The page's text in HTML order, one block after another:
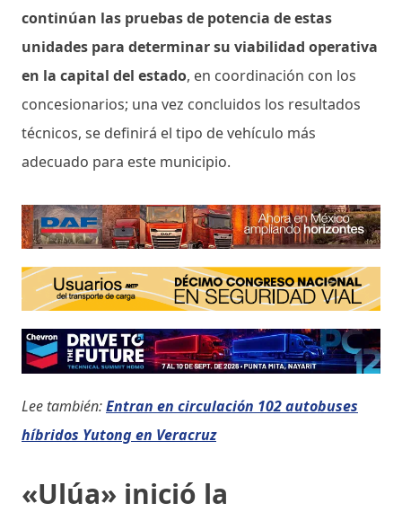
continúan las pruebas de potencia de estas
unidades para determinar su viabilidad operativa
en la capital del estado, en coordinación con los
concesionarios; una vez concluidos los resultados
técnicos, se definirá el tipo de vehículo más
adecuado para este municipio.
Lee también:Entran en circulación 102 autobuses
híbridos Yutong en Veracruz
«Ulúa» inició la